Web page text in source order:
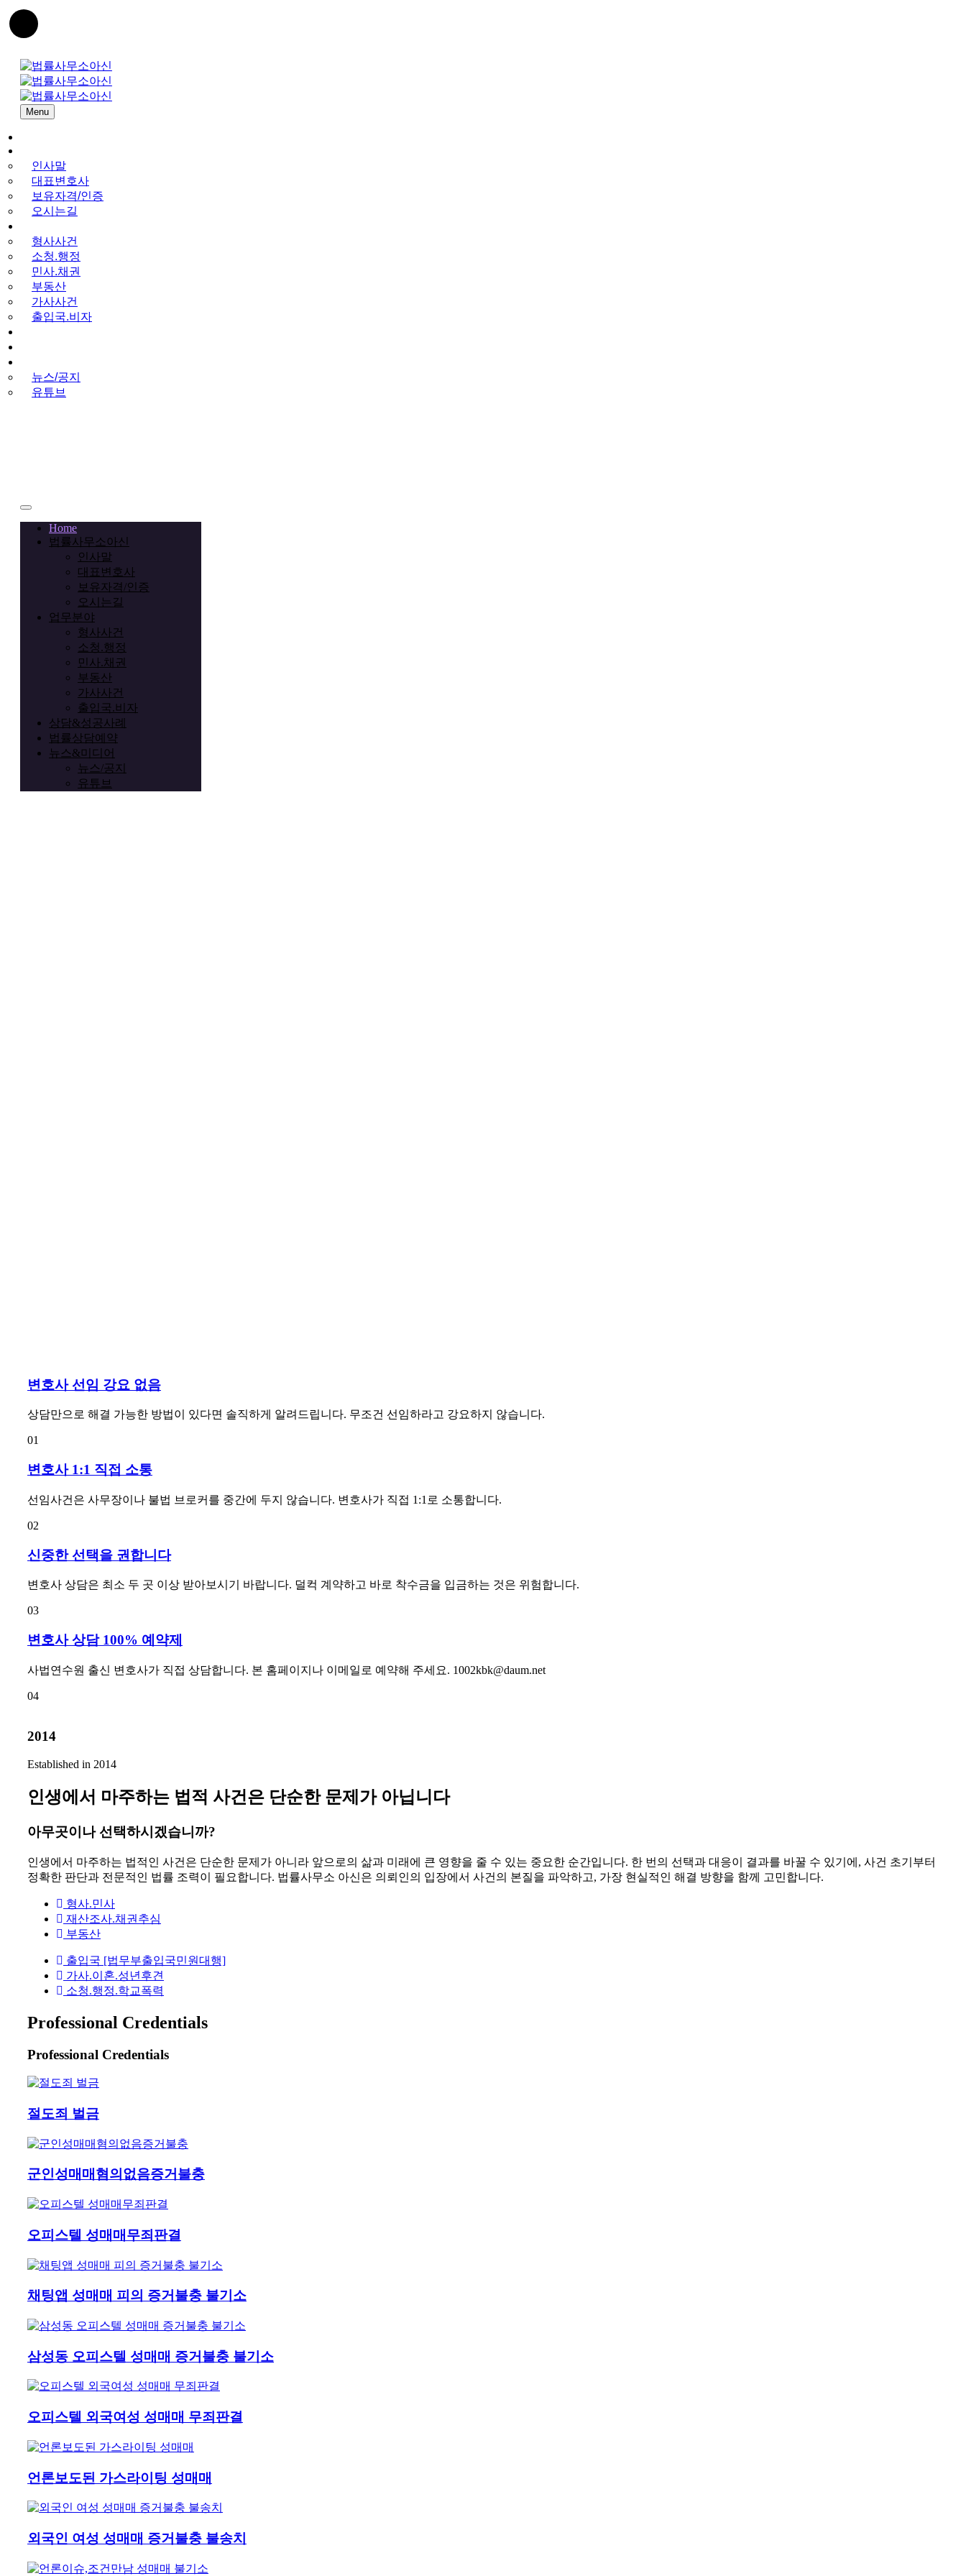
Menu
인사말
대표변호사
보유자격/인증
오시는길
형사사건
소청.행정
민사.채권
부동산
가사사건
출입국.비자
뉴스/공지
유튜브
Home
법률사무소아신
인사말
대표변호사
보유자격/인증
오시는길
업무분야
형사사건
소청.행정
민사.채권
부동산
가사사건
출입국.비자
상담&성공사례
법률상담예약
뉴스&미디어
뉴스/공지
유튜브
변호사 선임 강요 없음
상담만으로 해결 가능한 방법이 있다면 솔직하게 알려드립니다. 무조건 선임하라고 강요하지 않습니다.
01
변호사 1:1 직접 소통
선임사건은 사무장이나 불법 브로커를 중간에 두지 않습니다. 변호사가 직접 1:1로 소통합니다.
02
신중한 선택을 권합니다
변호사 상담은 최소 두 곳 이상 받아보시기 바랍니다. 덜컥 계약하고 바로 착수금을 입금하는 것은 위험합니다.
03
변호사 상담 100% 예약제
사법연수원 출신 변호사가 직접 상담합니다. 본 홈페이지나 이메일로 예약해 주세요. 1002kbk@daum.net
04
2014
Established in 2014
인생에서 마주하는 법적 사건은 단순한 문제가 아닙니다
아무곳이나 선택하시겠습니까?
인생에서 마주하는 법적인 사건은 단순한 문제가 아니라 앞으로의 삶과 미래에 큰 영향을 줄 수 있는 중요한 순간입니다. 한 번의 선택과 대응이 결과를 바꿀 수 있기에, 사건 초기부터
정확한 판단과 전문적인 법률 조력이 필요합니다. 법률사무소 아신은 의뢰인의 입장에서 사건의 본질을 파악하고, 가장 현실적인 해결 방향을 함께 고민합니다.
형사.민사
재산조사.채권추심
부동산
출입국 [법무부출입국민원대행]
가사.이혼.성년후견
소청.행정.학교폭력
Professional Credentials
Professional Credentials
절도죄 벌금
군인성매매혐의없음증거불충
오피스텔 성매매무죄판결
채팅앱 성매매 피의 증거불충 불기소
삼성동 오피스텔 성매매 증거불충 불기소
오피스텔 외국여성 성매매 무죄판결
언론보도된 가스라이팅 성매매
외국인 여성 성매매 증거불충 불송치